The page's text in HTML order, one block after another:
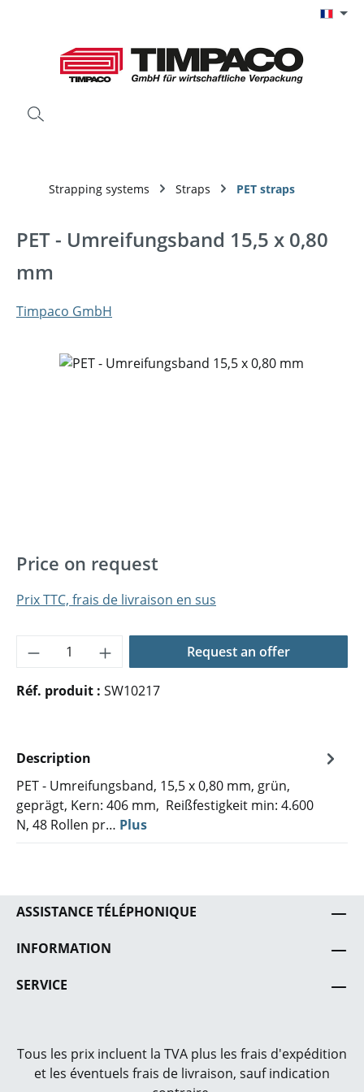
Strapping systems Straps PET straps
PET - Umreifungsband 15,5 x 0,80
mm
Timpaco GmbH
Ignorer la galerie d'images
Price on request
Prix TTC, frais de livraison en sus
Quantité de produit : Entrez la
Request an offer
Réf. produit : SW10217
Description
PET - Umreifungsband, 15,5 x 0,80 mm, grün,
geprägt, Kern: 406 mm, Reißfestigkeit min: 4.600
N, 48 Rollen pr… Plus
ASSISTANCE TÉLÉPHONIQUE
INFORMATION
SERVICE
Tous les prix incluent la TVA plus les frais d'expédition
et les éventuels frais de livraison, sauf indication